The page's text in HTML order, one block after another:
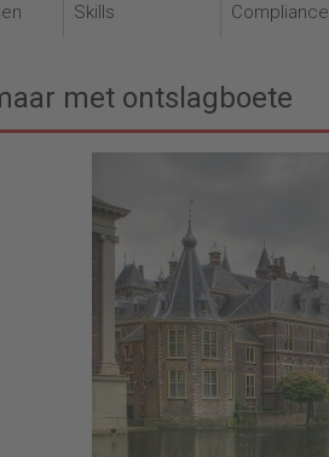
Skills
Compliance
met ontslagboete